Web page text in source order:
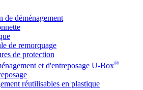
de déménagement
de remorquage
de protection
et d'entreposage U-Box®
réutilisables en plastique